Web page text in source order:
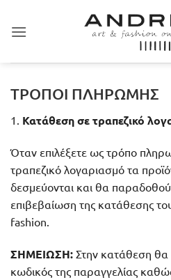
ΤΡΟΠΟΙ ΠΛΗΡΩΜΗΣ
1. Κατάθεση σε τραπεζικό
Όταν επιλέξετε ως τρόπο
τραπεζικό λογαριασμό τα
δεσμεύονται και θα
επιβεβαίωση της κατάθεσης
fashion.
ΣΗΜΕΙΩΣΗ: Στην κατάθεση θα
κωδικός της παραγγελίας